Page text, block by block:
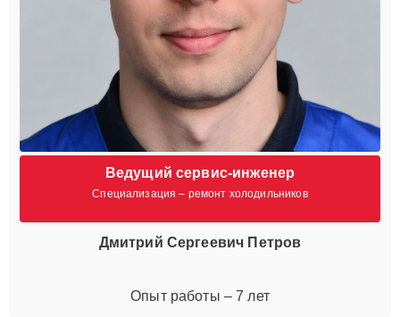
Ведущий сервис-инженер
Специализация – ремонт холодильников
Дмитрий Сергеевич Петров
Опыт работы – 7 лет